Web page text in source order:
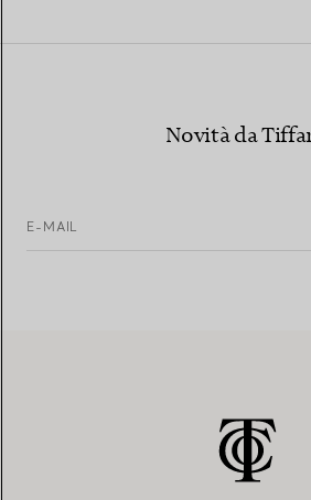
Novità da
E-MAIL